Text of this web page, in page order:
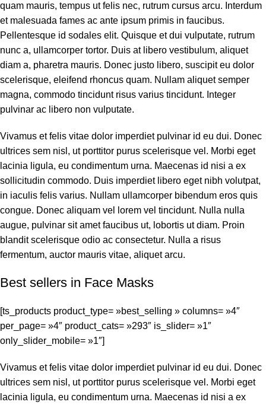
quam mauris, tempus ut felis nec, rutrum cursus arcu. Interdum
et malesuada fames ac ante ipsum primis in faucibus.
Pellentesque id sodales elit. Quisque et dui vulputate, rutrum
nunc a, ullamcorper tortor. Duis at libero vestibulum, aliquet
diam a, pharetra mauris. Donec justo libero, suscipit eu dolor
scelerisque, eleifend rhoncus quam. Nullam aliquet semper
magna, commodo tincidunt risus varius tincidunt. Integer
pulvinar ac libero non vulputate.
Vivamus et felis vitae dolor imperdiet pulvinar id eu dui. Donec
ultrices sem nisl, ut porttitor purus scelerisque vel. Morbi eget
lacinia ligula, eu condimentum urna. Maecenas id nisi a ex
sollicitudin commodo. Duis imperdiet libero eget nibh volutpat,
in iaculis felis varius. Nullam ullamcorper bibendum eros quis
congue. Donec aliquam vel lorem vel tincidunt. Nulla nulla
augue, pulvinar sit amet faucibus ut, lobortis ut diam. Proin
blandit scelerisque odio ac consectetur. Nulla a risus
fermentum, auctor mauris vitae, aliquet arcu.
Best sellers in Face Masks
[ts_products product_type= »best_selling » columns= »4″
per_page= »4″ product_cats= »293″ is_slider= »1″
only_slider_mobile= »1″]
Vivamus et felis vitae dolor imperdiet pulvinar id eu dui. Donec
ultrices sem nisl, ut porttitor purus scelerisque vel. Morbi eget
lacinia ligula, eu condimentum urna. Maecenas id nisi a ex